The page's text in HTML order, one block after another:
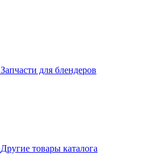
Запчасти для блендеров
Другие товары каталога